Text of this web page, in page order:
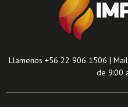
Llamenos +56 22 906 1506 |
de 9:00